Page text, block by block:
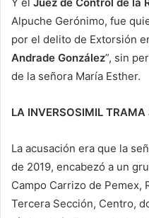
Alpuche Gerónimo, fue
por el delito de Extorsión
Andrade González”, sin
de la señora María Esther.
LA INVERSOSIMIL
La acusación era que la
de 2019, encabezó a un
Campo Carrizo de Pemex,
Tercera Sección, Centro,